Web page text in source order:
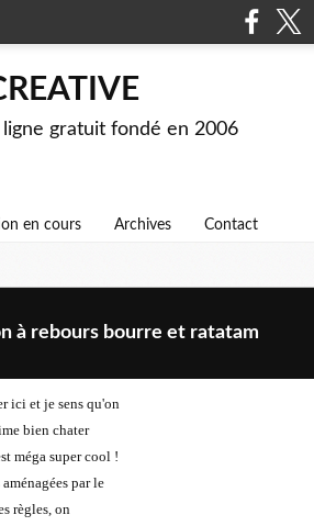
gratuit fondé en 2006
en cours Archives Contact
à rebours bourre et ratatam
ici et je sens qu'on
bien chater
méga super cool !
par le
règles, on